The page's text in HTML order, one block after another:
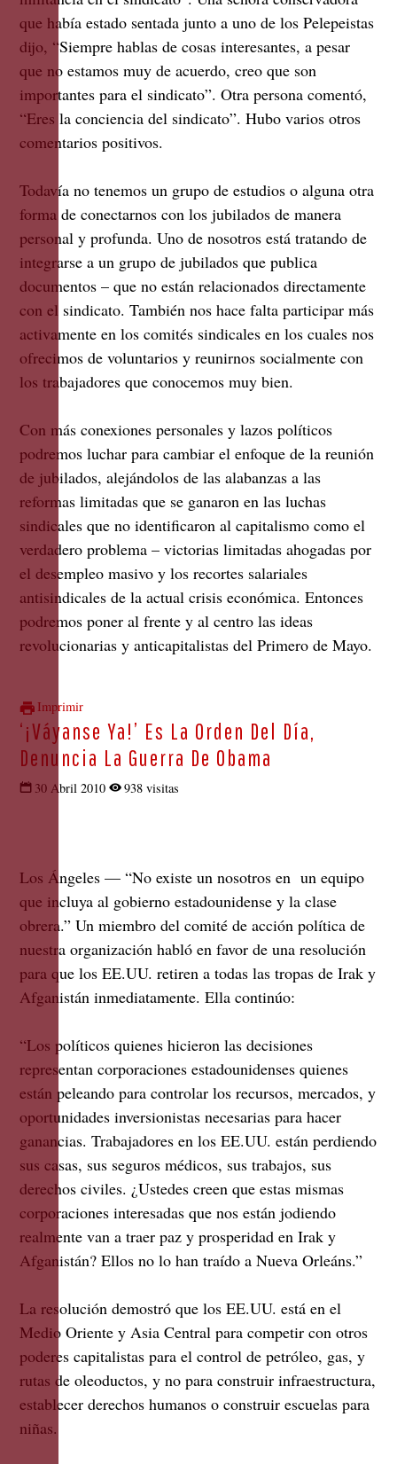
que había estado sentada junto a uno de los Pelepeistas
dijo, “Siempre hablas de cosas interesantes, a pesar
que no estamos muy de acuerdo, creo que son
importantes para el sindicato”. Otra persona comentó,
“Eres la conciencia del sindicato”. Hubo varios otros
comentarios positivos.
Todavía no tenemos un grupo de estudios o alguna otra
forma de conectarnos con los jubilados de manera
personal y profunda. Uno de nosotros está tratando de
integrarse a un grupo de jubilados que publica
documentos – que no están relacionados directamente
con el sindicato. También nos hace falta participar más
activamente en los comités sindicales en los cuales nos
ofrecimos de voluntarios y reunirnos socialmente con
los trabajadores que conocemos muy bien.
Con más conexiones personales y lazos políticos
podremos luchar para cambiar el enfoque de la reunión
de jubilados, alejándolos de las alabanzas a las
reformas limitadas que se ganaron en las luchas
sindicales que no identificaron al capitalismo como el
verdadero problema – victorias limitadas ahogadas por
el desempleo masivo y los recortes salariales
antisindicales de la actual crisis económica. Entonces
podremos poner al frente y al centro las ideas
revolucionarias y anticapitalistas del Primero de Mayo.
Imprimir
‘¡Váyanse Ya!’ Es La Orden Del Día,
Denuncia La Guerra De Obama
30 Abril 2010 938 visitas
Los Ángeles — “No existe un nosotros en un equipo
que incluya al gobierno estadounidense y la clase
obrera.” Un miembro del comité de acción política de
nuestra organización habló en favor de una resolución
para que los EE.UU. retiren a todas las tropas de Irak y
Afganistán inmediatamente. Ella continúo:
“Los políticos quienes hicieron las decisiones
representan corporaciones estadounidenses quienes
están peleando para controlar los recursos, mercados, y
oportunidades inversionistas necesarias para hacer
ganancias. Trabajadores en los EE.UU. están perdiendo
sus casas, sus seguros médicos, sus trabajos, sus
derechos civiles. ¿Ustedes creen que estas mismas
corporaciones interesadas que nos están jodiendo
realmente van a traer paz y prosperidad en Irak y
Afganistán? Ellos no lo han traído a Nueva Orleáns.”
La resolución demostró que los EE.UU. está en el
Medio Oriente y Asia Central para competir con otros
poderes capitalistas para el control de petróleo, gas, y
rutas de oleoductos, y no para construir infraestructura,
establecer derechos humanos o construir escuelas para
niñas.